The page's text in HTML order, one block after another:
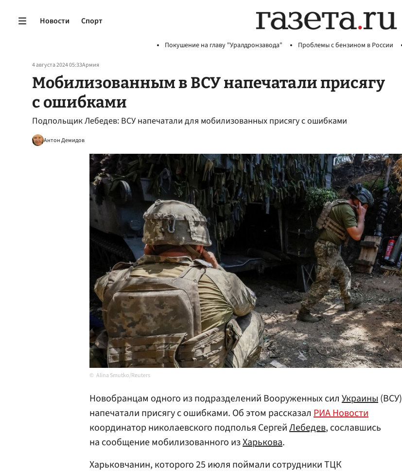
Новости Спорт
Покушение на главу "Уралдронзавода" Проблемы с бензином в России
4 августа 2024 05:33Армия
Мобилизованным в ВСУ напечатали присягу
с ошибками
Подпольщик Лебедев: ВСУ напечатали для мобилизованных присягу с ошибками
Антон Демидов
Alina Smutko/Reuters
Новобранцам одного из подразделений Вооруженных сил Украины(ВСУ)
напечатали присягу с ошибками. Об этом рассказал РИА Новости
координатор николаевского подполья СергейЛебедев, сославшись
на сообщение мобилизованного изХарькова.
Харьковчанин, которого 25 июля поймали сотрудники ТЦК